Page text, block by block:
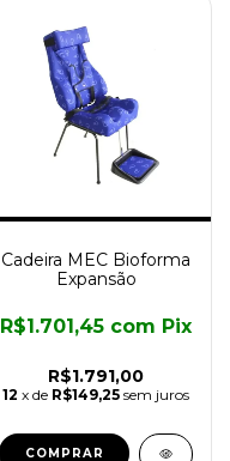
Cadeira MEC Bioforma
Expansão
R$1.791,00
R$1.701,45 com Pix
12 x de R$149,25 sem juros
COMPRAR